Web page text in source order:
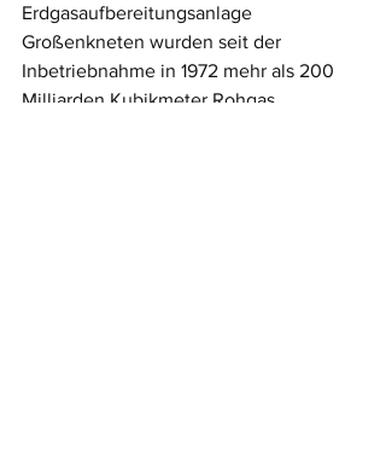
Erdgasaufbereitungsanlage
Großenkneten wurden seit der
Inbetriebnahme in 1972 mehr als 200
Milliarden Kubikmeter Rohgas